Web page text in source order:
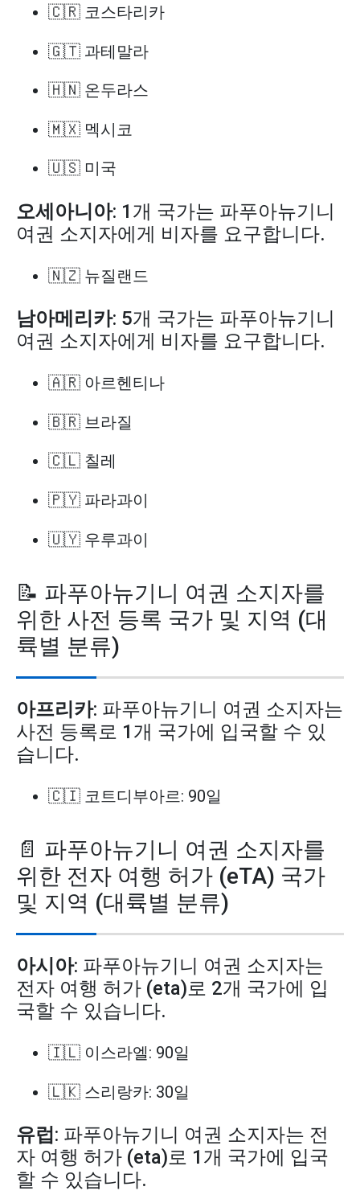
🇨🇷 코스타리카
🇬🇹 과테말라
🇭🇳 온두라스
🇲🇽 멕시코
🇺🇸 미국
오세아니아: 1개 국가는 파푸아뉴기니
여권 소지자에게 비자를 요구합니다.
🇳🇿 뉴질랜드
남아메리카: 5개 국가는 파푸아뉴기니
여권 소지자에게 비자를 요구합니다.
🇦🇷 아르헨티나
🇧🇷 브라질
🇨🇱 칠레
🇵🇾 파라과이
🇺🇾 우루과이
📝 파푸아뉴기니 여권 소지자를
위한 사전 등록 국가 및 지역 (대
륙별 분류)
아프리카: 파푸아뉴기니 여권 소지자는
사전 등록로 1개 국가에 입국할 수 있
습니다.
🇨🇮 코트디부아르: 90일
📄 파푸아뉴기니 여권 소지자를
위한 전자 여행 허가 (eTA) 국가
및 지역 (대륙별 분류)
아시아: 파푸아뉴기니 여권 소지자는
전자 여행 허가 (eta)로 2개 국가에 입
국할 수 있습니다.
🇮🇱 이스라엘: 90일
🇱🇰 스리랑카: 30일
유럽 : 파푸아뉴기니 여권 소지자는 전
자 여행 허가 (eta)로 1개 국가에 입국
할 수 있습니다.